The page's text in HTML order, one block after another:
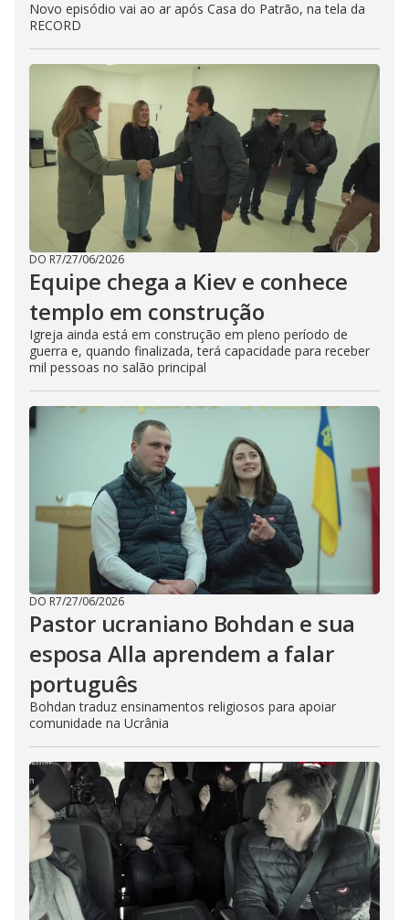
Novo episódio vai ao ar após Casa do Patrão, na tela da
RECORD
DO R7/27/06/2026
Equipe chega a Kiev e conhece
templo em construção
Igreja ainda está em construção em pleno período de
guerra e, quando finalizada, terá capacidade para receber
mil pessoas no salão principal
DO R7/27/06/2026
Pastor ucraniano Bohdan e sua
esposa Alla aprendem a falar
português
Bohdan traduz ensinamentos religiosos para apoiar
comunidade na Ucrânia